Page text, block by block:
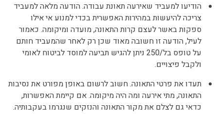
הודיעו למעביד שאירעה תאונת עבודה. הודעה מלאה למעביד
צריכה להיעשות במהירות האפשרית בכדי למנוע אי אילו
ספקות באשר לעצם קרות התאונה, מועדה ומיקומה. כאמור
לעיל, הודעה זו חשובה מאוד שכן רק לאחר שהמעביד חותם
על טופס בל/250 ניתן להגיש תביעה למוסד לביטוח לאומי
ולקבל פיצויים.
תעדו את פרטי התאונה. חשוב לרשום באופן מפורט את נסיבות
התאונה, מתי אירעה ומה היה מיקומה. אם קיימת האפשרות,
כדאי גם לצלם את מקור התאונה והנזקים שנגרמו בעקבותיה.